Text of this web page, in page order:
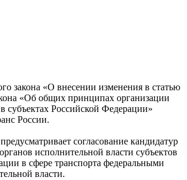
закона «О внесении изменения в статью
«Об общих принципах организации
субъектах Российской Федерации»
России.
предусматривает согласование кандидатур
исполнительной власти субъектов
в сфере транспорта федеральными
власти.